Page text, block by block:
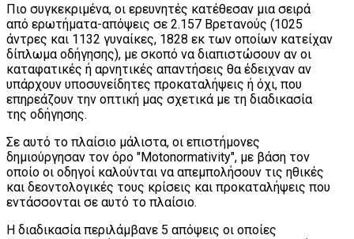
Πιο συγκεκριμένα, οι ερευνητές κατέθεσαν μια σειρά
από ερωτήματα-απόψεις σε 2.157 Βρετανούς (1025
άντρες και 1132 γυναίκες, 1828 εκ των οποίων κατείχαν
δίπλωμα οδήγησης), με σκοπό να διαπιστώσουν αν οι
καταφατικές ή αρνητικές απαντήσεις θα έδειχναν αν
υπάρχουν υποσυνείδητες προκαταλήψεις ή όχι, που
επηρεάζουν την οπτική μας σχετικά με τη διαδικασία
της οδήγησης.
Σε αυτό το πλαίσιο μάλιστα, οι επιστήμονες
δημιούργησαν τον όρο "Motonormativity", με βάση τον
οποίο οι οδηγοί καλούνται να απεμπολήσουν τις ηθικές
και δεοντολογικές τους κρίσεις και προκαταλήψεις που
εντάσσονται σε αυτό το πλαίσιο.
Η διαδικασία περιλάμβανε 5 απόψεις οι οποίες